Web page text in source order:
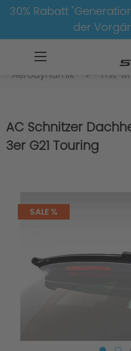
30% Rabatt
der
Aerodynamik
mit-
AC Schnitzer
3er G21 Touring
SALE %